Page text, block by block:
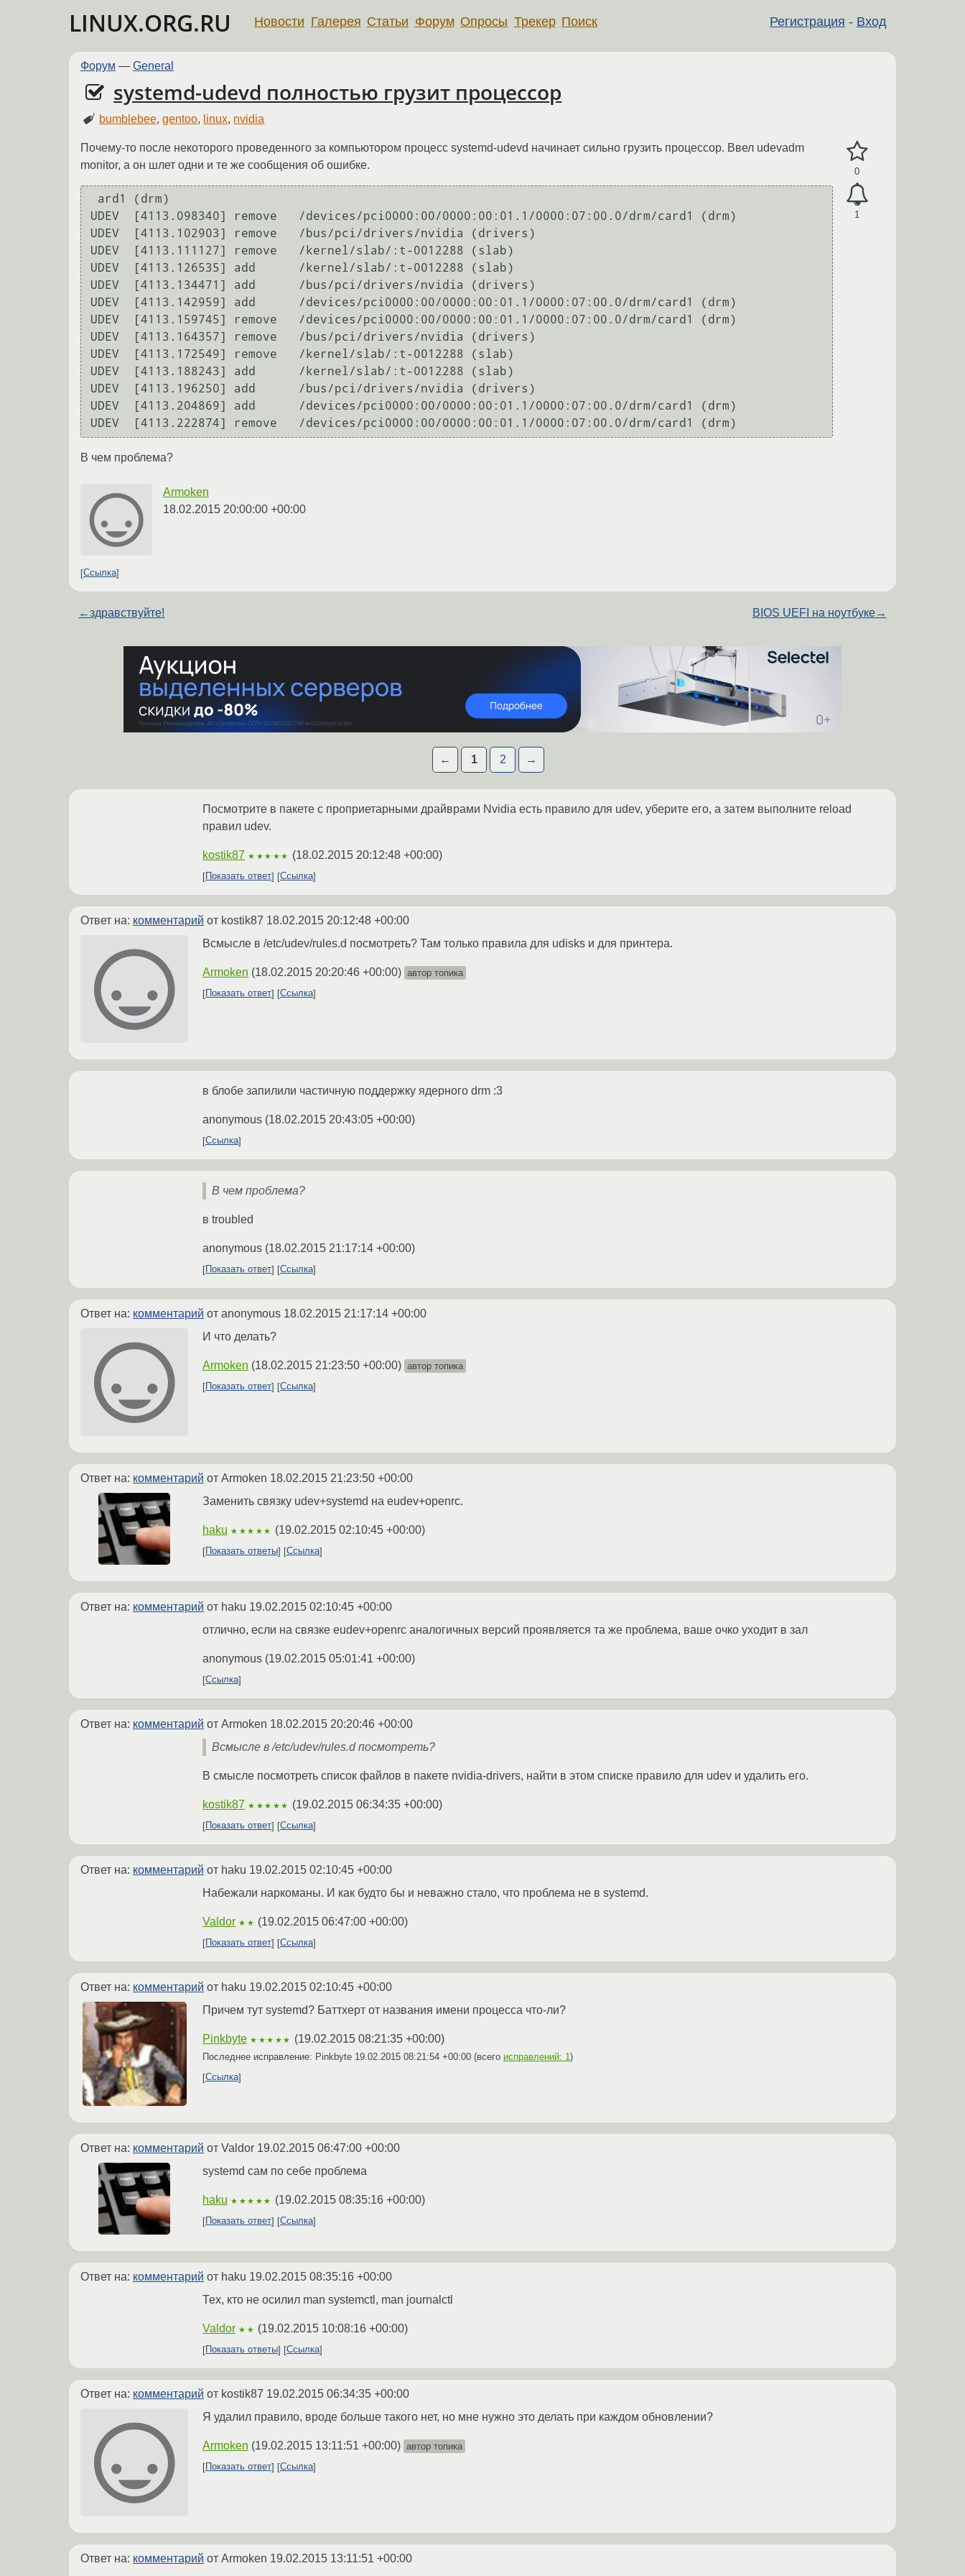
LINUX.ORG.RU Регистрация - Вход
Новости Галерея Статьи Форум Опросы Трекер Поиск
Форум — General
systemd-udevd полностью грузит процессор
bumblebee,gentoo, linux, nvidia
0
1
Почему-то после некоторого проведенного за компьютором процесс systemd-udevd начинает сильно грузить процессор. Ввел udevadm
monitor, а он шлет одни и те же сообщения об ошибке.
UDEV  [4113.098340] remove   /devices/pci0000:00/0000:00:01.1/0000:07:00.0/drm/card1 (drm)
UDEV  [4113.102903] remove   /bus/pci/drivers/nvidia (drivers)
UDEV  [4113.111127] remove   /kernel/slab/:t-0012288 (slab)
UDEV  [4113.126535] add      /kernel/slab/:t-0012288 (slab)
UDEV  [4113.134471] add      /bus/pci/drivers/nvidia (drivers)
UDEV  [4113.142959] add      /devices/pci0000:00/0000:00:01.1/0000:07:00.0/drm/card1 (drm)
UDEV  [4113.159745] remove   /devices/pci0000:00/0000:00:01.1/0000:07:00.0/drm/card1 (drm)
UDEV  [4113.164357] remove   /bus/pci/drivers/nvidia (drivers)
UDEV  [4113.172549] remove   /kernel/slab/:t-0012288 (slab)
UDEV  [4113.188243] add      /kernel/slab/:t-0012288 (slab)
UDEV  [4113.196250] add      /bus/pci/drivers/nvidia (drivers)
UDEV  [4113.204869] add      /devices/pci0000:00/0000:00:01.1/0000:07:00.0/drm/card1 (drm)
В чем проблема?
Armoken
18.02.2015 20:00:00 +00:00
Ссылка
←здравствуйте! BIOS UEFI на ноутбуке→
← 1 2 →
Посмотрите в пакете с проприетарными драйврами Nvidia есть правило для udev, уберите его, а затем выполните reload
правил udev.
kostik87 ★★★★★ (18.02.2015 20:12:48 +00:00)
Показать ответ Ссылка
Ответ на: комментарий от kostik87 18.02.2015 20:12:48 +00:00
Всмысле в /etc/udev/rules.d посмотреть? Там только правила для udisks и для принтера.
Armoken (18.02.2015 20:20:46 +00:00) автор топика
Показать ответ
Ссылка
в блобе запилили частичную поддержку ядерного drm :3
anonymous (18.02.2015 20:43:05 +00:00)
Ссылка
В чем проблема?
в troubled
anonymous (18.02.2015 21:17:14 +00:00)
Показать ответ Ссылка
Ответ на: комментарий от anonymous 18.02.2015 21:17:14 +00:00
И что делать?
Armoken (18.02.2015 21:23:50 +00:00) автор топика
Показать ответ
Ссылка
Ответ на: комментарий от Armoken 18.02.2015 21:23:50 +00:00
Заменить связку udev+systemd на eudev+openrc.
haku ★★★★★ (19.02.2015 02:10:45 +00:00)
Показать ответы Ссылка
Ответ на: комментарий от haku 19.02.2015 02:10:45 +00:00
отлично, если на связке eudev+openrc аналогичных версий проявляется та же проблема, ваше очко уходит в зал
anonymous (19.02.2015 05:01:41 +00:00)
Ссылка
Ответ на: комментарий от Armoken 18.02.2015 20:20:46 +00:00
Всмысле в /etc/udev/rules.d посмотреть?
В смысле посмотреть список файлов в пакете nvidia-drivers, найти в этом списке правило для udev и удалить его.
kostik87 ★★★★★ (19.02.2015 06:34:35 +00:00)
Показать ответ Ссылка
Ответ на: комментарий от haku 19.02.2015 02:10:45 +00:00
Набежали наркоманы. И как будто бы и неважно стало, что проблема не в systemd.
Valdor ★★ (19.02.2015 06:47:00 +00:00)
Показать ответ Ссылка
Ответ на: комментарий от haku 19.02.2015 02:10:45 +00:00
Причем тут systemd? Баттхерт от названия имени процесса что-ли?
Pinkbyte ★★★★★ (19.02.2015 08:21:35 +00:00)
Последнее исправление: Pinkbyte 19.02.2015 08:21:54 +00:00 (всего исправлений: 1 )
Ссылка
Ответ на: комментарий от Valdor 19.02.2015 06:47:00 +00:00
systemd сам по себе проблема
haku ★★★★★ (19.02.2015 08:35:16 +00:00)
Показать ответ Ссылка
Ответ на: комментарий от haku 19.02.2015 08:35:16 +00:00
Тех, кто не осилил man systemctl, man journalctl
Valdor ★★ (19.02.2015 10:08:16 +00:00)
Показать ответы Ссылка
Ответ на: комментарий от kostik87 19.02.2015 06:34:35 +00:00
Я удалил правило, вроде больше такого нет, но мне нужно это делать при каждом обновлении?
Armoken (19.02.2015 13:11:51 +00:00) автор топика
Показать ответ
Ссылка
Ответ на: комментарий от Armoken 19.02.2015 13:11:51 +00:00